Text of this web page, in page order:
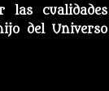
cualidades
del Universo